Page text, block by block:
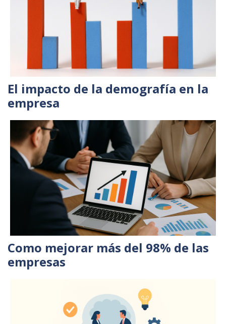
El impacto de la demografía en la
empresa
Como mejorar más del 98% de las
empresas